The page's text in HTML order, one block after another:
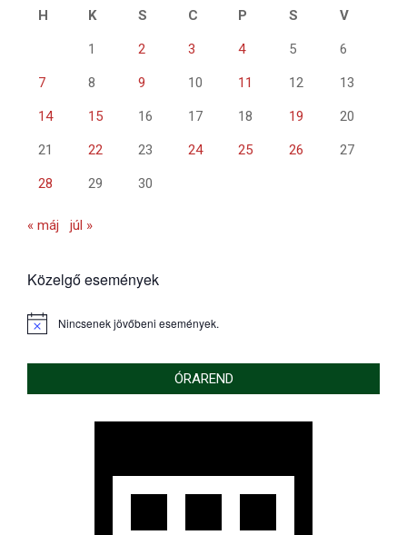
H K S C P S V
1 2 3 4 5 6
7 8 9 10 11 12 13
14 15 16 17 18 19 20
21 22 23 24 25 26 27
28 29 30
« máj júl »
Közelgő események
Notice Nincsenek jövőbeni események.
ÓRAREND